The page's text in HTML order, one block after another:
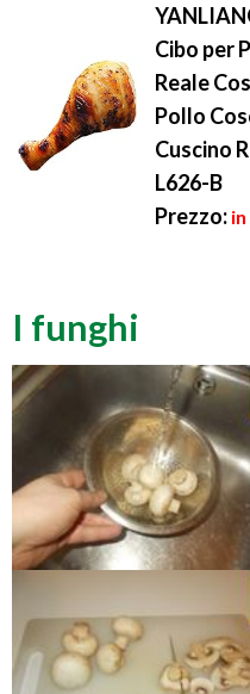
Cibo per
Reale
Pollo
Cuscino
L626-B
Prezzo:
I funghi